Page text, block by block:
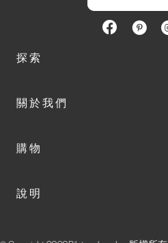
探索
關於我們
購物
說明